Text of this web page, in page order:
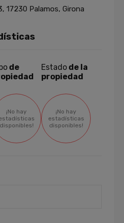
17230 Palamos, Girona
de
¡No hay
disponibles!
Estado de la
propiedad
¡No hay
estadísticas
disponibles!